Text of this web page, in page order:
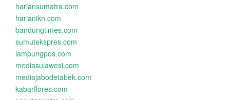
hariansumatra.com
harianikn.com
bandungtimes.com
sumutekspres.com
lampungpos.com
mediasulawesi.com
mediajabodetabek.com
kabarflores.com